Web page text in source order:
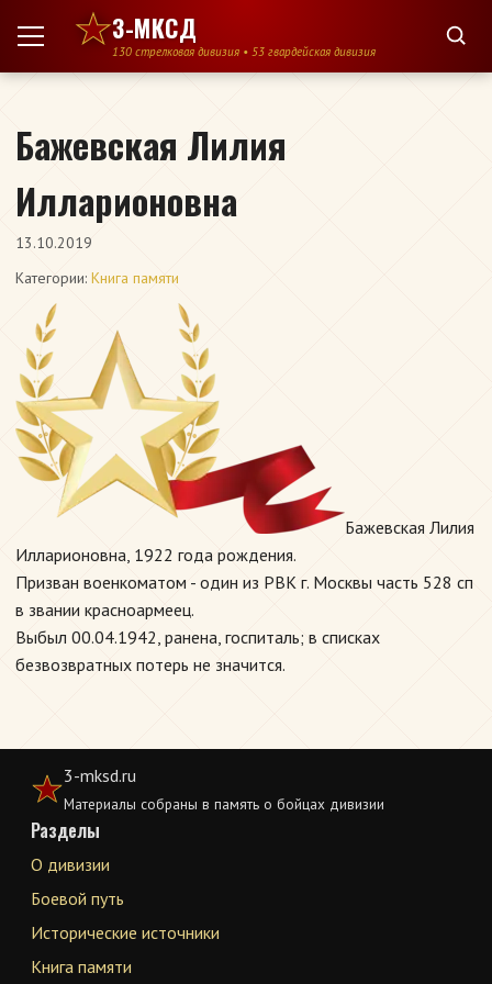
Перейти к содержимому
3-МКСД
130 стрелковая дивизия • 53 гвардейская дивизия
Бажевская Лилия
Илларионовна
13.10.2019
Категории: Книга памяти
Бажевская Лилия
Илларионовна, 1922 года рождения.
Призван военкоматом - один из РВК г. Москвы часть 528 сп
в звании красноармеец.
Выбыл 00.04.1942, ранена, госпиталь; в списках
безвозвратных потерь не значится.
3-mksd.ru
Материалы собраны в память о бойцах дивизии
Разделы
О дивизии
Боевой путь
Исторические источники
Книга памяти